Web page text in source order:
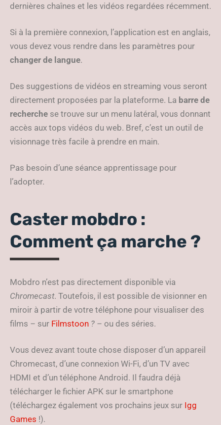
dernières chaînes et les vidéos regardées récemment.
Si à la première connexion, l’application est en anglais,
vous devez vous rendre dans les paramètres pour
changer de langue.
Des suggestions de vidéos en streaming vous seront
directement proposées par la plateforme. La barre de
recherche se trouve sur un menu latéral, vous donnant
accès aux tops vidéos du web. Bref, c’est un outil de
visionnage très facile à prendre en main.
Pas besoin d’une séance apprentissage pour
l’adopter.
Caster mobdro :
Comment ça marche ?
Mobdro n’est pas directement disponible via
Chromecast. Toutefois, il est possible de visionner en
miroir à partir de votre téléphone pour visualiser des
films – sur Filmstoon ? – ou des séries.
Vous devez avant toute chose disposer d’un appareil
Chromecast, d’une connexion Wi-Fi, d’un TV avec
HDMI et d’un téléphone Android. Il faudra déjà
télécharger le fichier APK sur le smartphone
(téléchargez également vos prochains jeux sur Igg
Games !).